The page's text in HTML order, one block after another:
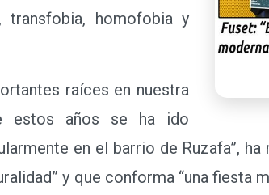
transfobia, homofobia y
raíces en nuestra
estos años se ha ido
en el barrio de Ruzafa”,
y que conforma “una fiesta